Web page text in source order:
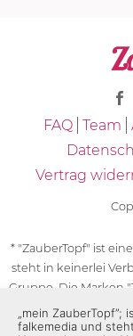
FAQ Team
Vertrag
* "ZauberTopf" ist
steht in keinerlei
Gruppe. Die Marken
des "Thermomix®"
der Vorwerk-
„mein ZauberTopf”;
falkemedia und